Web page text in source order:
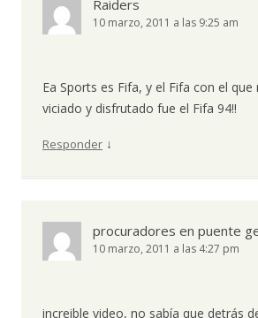
Raiders
10 marzo, 2011 a las 9:25 am
Ea Sports es Fifa, y el Fifa con el que
viciado y disfrutado fue el Fifa 94!!
Responder ↓
procuradores en puente
10 marzo, 2011 a las 4:27 pm
increible video, no sabía que detrás